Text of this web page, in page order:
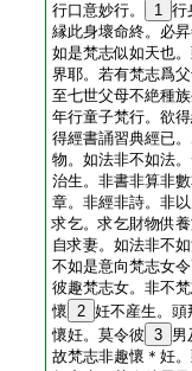
行口意妙行。
1 行
縁此身壞命終。必
如是梵志似如天也
界耶。若有梵志爲
至七世父母不絶種
年行童子梵行。欲
得經書誦習典經已
物。如法非不如法
治生。非書非算非
章。非經非詩。非
求乞。求乞財物供
自求妻。如法非不
不如是意向梵志女
彼趣梵志女。非不
懷 2 妊不産生。頭
懷妊。莫令彼 3 男
故梵志非趣懷＊妊